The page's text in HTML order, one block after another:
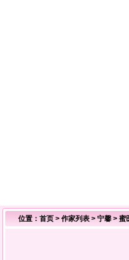
位置： 首页 > 作家列表 > 宁馨 > 蜜